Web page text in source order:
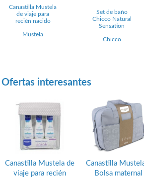
Canastilla Mustela
de viaje para
recién nacido
Mustela
Set de baño
Chicco Natural
Sensation
Chicco
interesantes
Canastilla Mustela de
viaje para recién
Canastilla
Bolsa maternal